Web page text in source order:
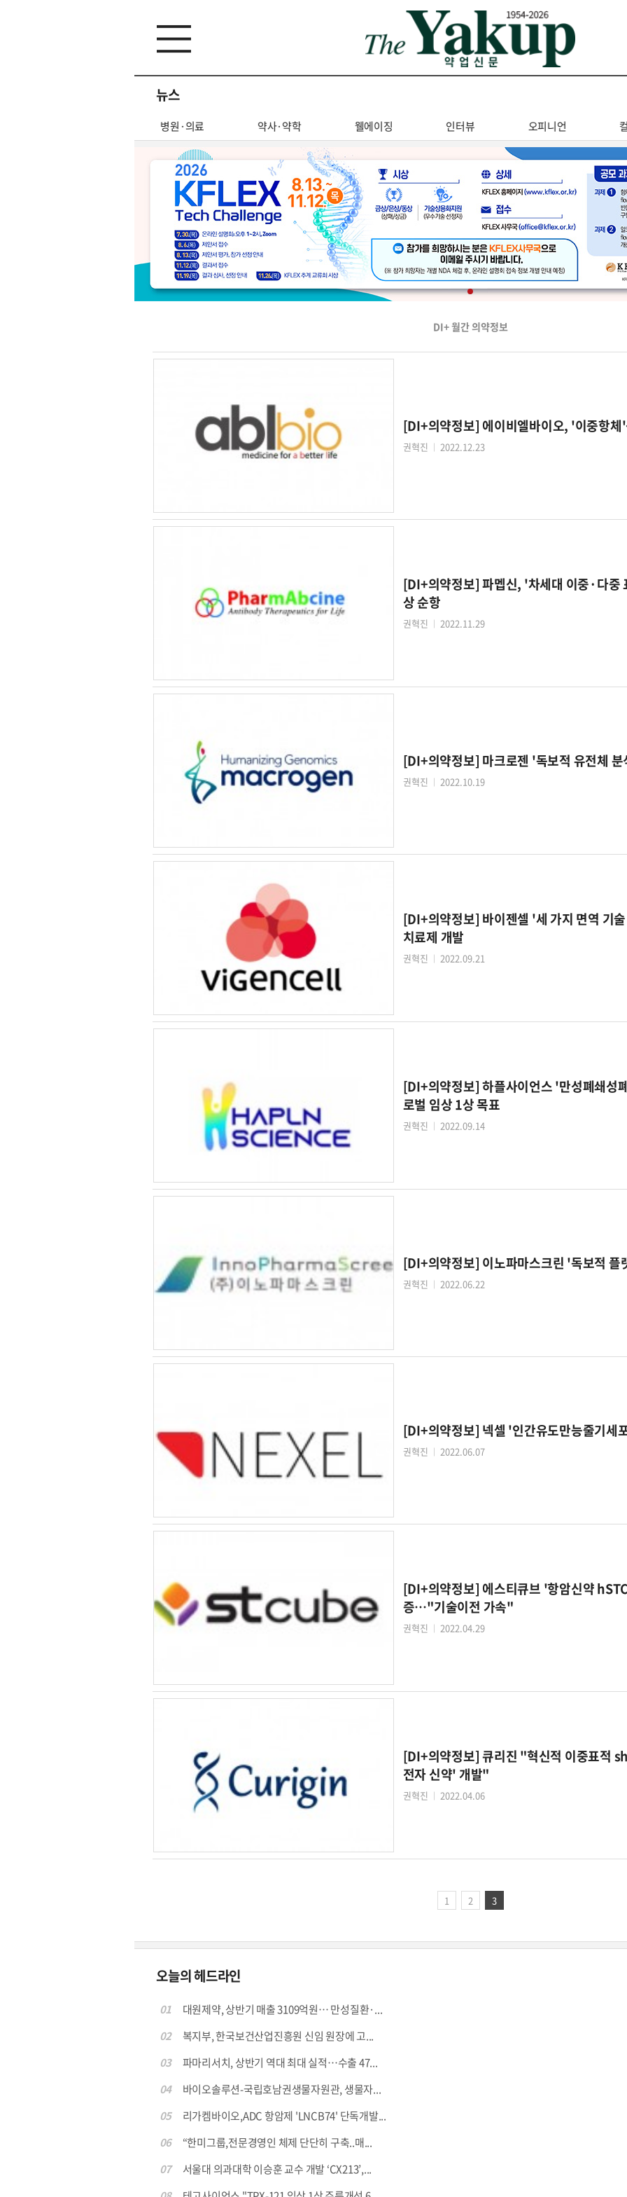
뉴스
병원·의료 약사·약학 웰에이징 인터뷰 오피니언
DI+ 월간 의약정보
[DI+의약정보] 에이비엘바이오, '이중항체
권혁진 │ 2022.12.23
[DI+의약정보] 파멥신, '차세대 이중·다
상 순항
권혁진 │ 2022.11.29
[DI+의약정보] 마크로젠 '독보적 유전체
권혁진 │ 2022.10.19
[DI+의약정보] 바이젠셀 '세 가지 면역 기
치료제 개발
권혁진 │ 2022.09.21
[DI+의약정보] 하플사이언스 '만성폐쇄성
로벌 임상 1상 목표
권혁진 │ 2022.09.14
[DI+의약정보] 이노파마스크린 '독보적
권혁진 │ 2022.06.22
[DI+의약정보] 넥셀 '인간유도만능줄기세
권혁진 │ 2022.06.07
[DI+의약정보] 에스티큐브 '항암신약
증…"기술이전 가속"
권혁진 │ 2022.04.29
[DI+의약정보] 큐리진 "혁신적 이중표적
전자 신약' 개발"
권혁진 │ 2022.04.06
1 2 3
오늘의 헤드라인
01
대원제약, 상반기 매출 3109억원… 만성질환·...
02
복지부, 한국보건산업진흥원 신임 원장에 고...
03
파마리서치, 상반기 역대 최대 실적…수출 47...
04
바이오솔루션-국립호남권생물자원관, 생물자...
05
리가켐바이오,ADC 항암제 'LNCB74' 단독개발...
06
“한미그룹,전문경영인 체제 단단히 구축..매...
07
서울대 의과대학 이승훈 교수 개발 ‘CX213’,...